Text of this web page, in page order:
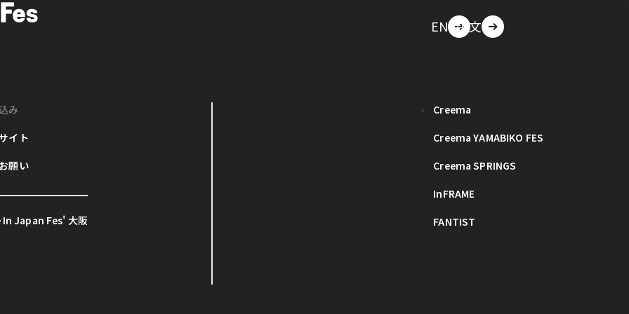
EN 中文
み
イト
願い
Japan Fes' 大阪
Creema
Creema YAMABIKO FES
Creema SPRINGS
InFRAME
FANTIST